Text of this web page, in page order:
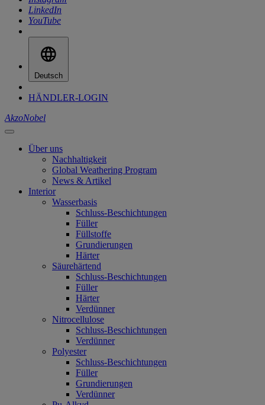
LinkedIn
YouTube
Deutsch
HÄNDLER-LOGIN
AkzoNobel
Über uns
Nachhaltigkeit
Global Weathering Program
News & Artikel
Interior
Wasserbasis
Schluss-Beschichtungen
Füller
Füllstoffe
Grundierungen
Härter
Säurehärtend
Schluss-Beschichtungen
Füller
Härter
Verdünner
Nitrocellulose
Schluss-Beschichtungen
Verdünner
Polyester
Schluss-Beschichtungen
Füller
Grundierungen
Verdünner